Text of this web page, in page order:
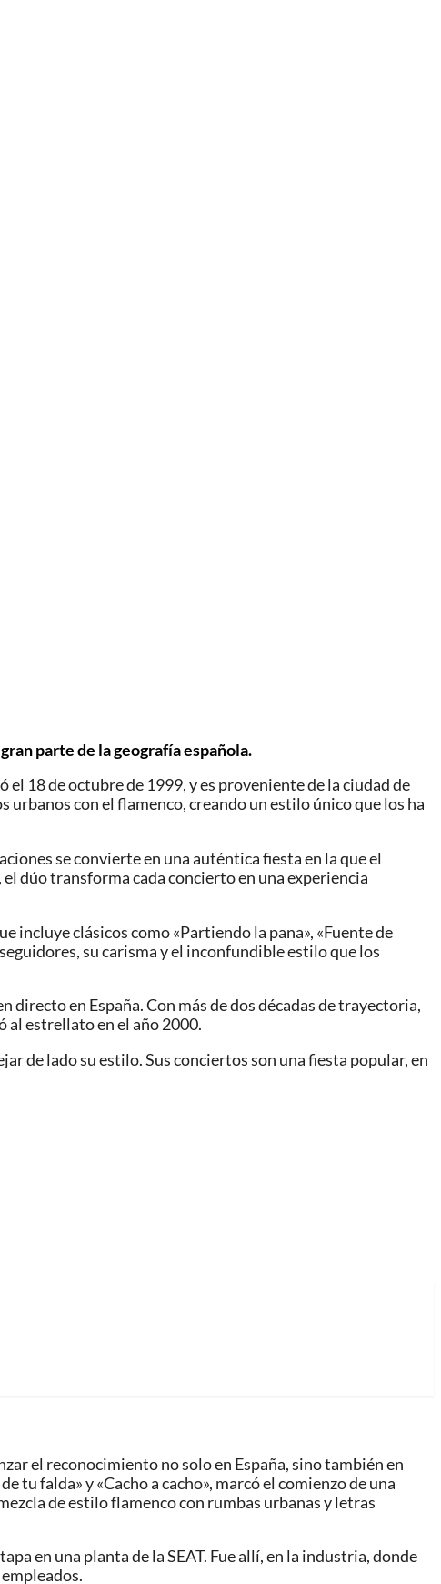
parte de la geografía española.
18 de octubre de 1999, y es proveniente de la ciudad de
con el flamenco, creando un estilo único que los ha
se convierte en una auténtica fiesta en la que el
dúo transforma cada concierto en una experiencia
incluye clásicos como «Partiendo la pana», «Fuente de
su carisma y el inconfundible estilo que los
directo en España. Con más de dos décadas de trayectoria,
al estrellato en el año 2000.
de lado su estilo. Sus conciertos son una fiesta popular, en
el reconocimiento no solo en España, sino también en
tu falda» y «Cacho a cacho», marcó el comienzo de una
de estilo flamenco con rumbas urbanas y letras
en una planta de la SEAT. Fue allí, en la industria, donde